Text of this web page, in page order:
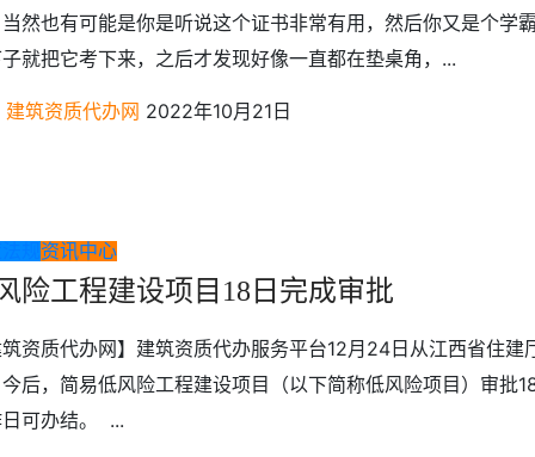
然也有可能是你是听说这个证书非常有用，然后你又是个学
就把它考下来，之后才发现好像一直都在垫桌角，...
建筑资质代办网 2022年10月21日
资讯中心
险工程建设项目18日完成审批
资质代办网】建筑资质代办服务平台12月24日从江西省住建
后，简易低风险工程建设项目（以下简称低风险项目）审批
可办结。 ...